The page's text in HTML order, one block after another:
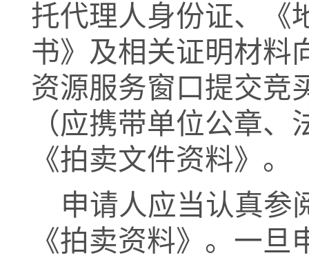
托代理人身份证、《
书》及相关证明材料
资源服务窗口提交竞
（应携带单位公章
《拍卖文件资料》。
申请人应当认真参
《拍卖资料》。一